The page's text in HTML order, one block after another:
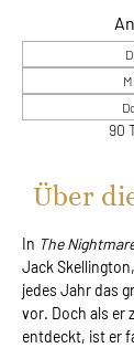
90
Über
In The
Jack
jedes Jahr das
vor. Doch als er
entdeckt, ist er